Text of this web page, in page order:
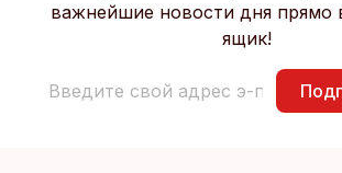
важнейшие новости дня прямо
ящик!